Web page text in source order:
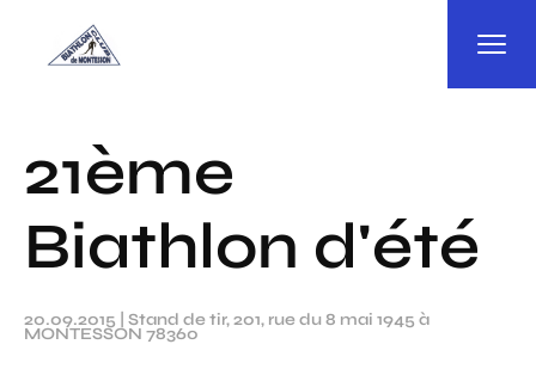
21ème
Biathlon d'été
20.09.2015 Stand de tir, 201, rue du 8 mai 1945 à
MONTESSON 78360